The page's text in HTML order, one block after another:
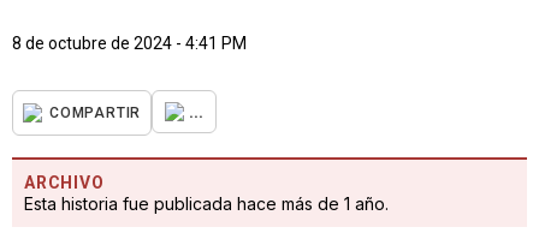
8 de octubre de 2024 - 4:41 PM
COMPARTIR ...
ARCHIVO
Esta historia fue publicada hace más de 1 año.